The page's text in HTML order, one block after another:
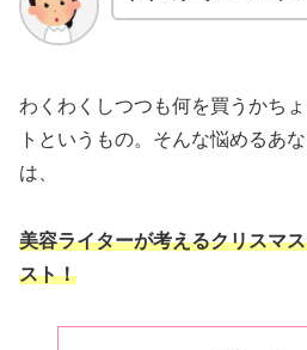
わくわくしつつも何を買うかち
トというもの。そんな悩めるあ
は、
美容ライターが考えるクリスマ
スト！